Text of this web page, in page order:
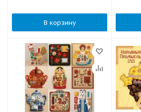
В корзину